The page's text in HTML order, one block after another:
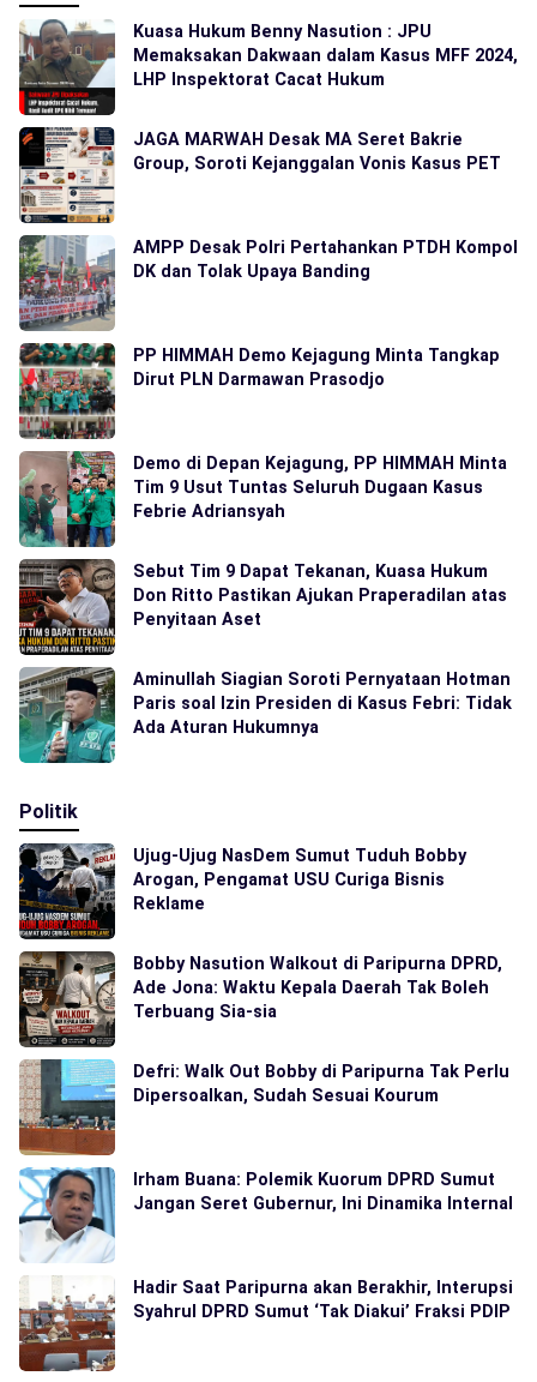
Kuasa Hukum Benny Nasution : JPU
Memaksakan Dakwaan dalam Kasus MFF 2024,
LHP Inspektorat Cacat Hukum
JAGA MARWAH Desak MA Seret Bakrie
Group, Soroti Kejanggalan Vonis Kasus PET
AMPP Desak Polri Pertahankan PTDH Kompol
DK dan Tolak Upaya Banding
PP HIMMAH Demo Kejagung Minta Tangkap
Dirut PLN Darmawan Prasodjo
Demo di Depan Kejagung, PP HIMMAH Minta
Tim 9 Usut Tuntas Seluruh Dugaan Kasus
Febrie Adriansyah
Sebut Tim 9 Dapat Tekanan, Kuasa Hukum
Don Ritto Pastikan Ajukan Praperadilan atas
Penyitaan Aset
Aminullah Siagian Soroti Pernyataan Hotman
Paris soal Izin Presiden di Kasus Febri: Tidak
Ada Aturan Hukumnya
Politik
Ujug-Ujug NasDem Sumut Tuduh Bobby
Arogan, Pengamat USU Curiga Bisnis
Reklame
Bobby Nasution Walkout di Paripurna DPRD,
Ade Jona: Waktu Kepala Daerah Tak Boleh
Terbuang Sia-sia
Defri: Walk Out Bobby di Paripurna Tak Perlu
Dipersoalkan, Sudah Sesuai Kourum
Irham Buana: Polemik Kuorum DPRD Sumut
Jangan Seret Gubernur, Ini Dinamika Internal
Hadir Saat Paripurna akan Berakhir, Interupsi
Syahrul DPRD Sumut ‘Tak Diakui’ Fraksi PDIP